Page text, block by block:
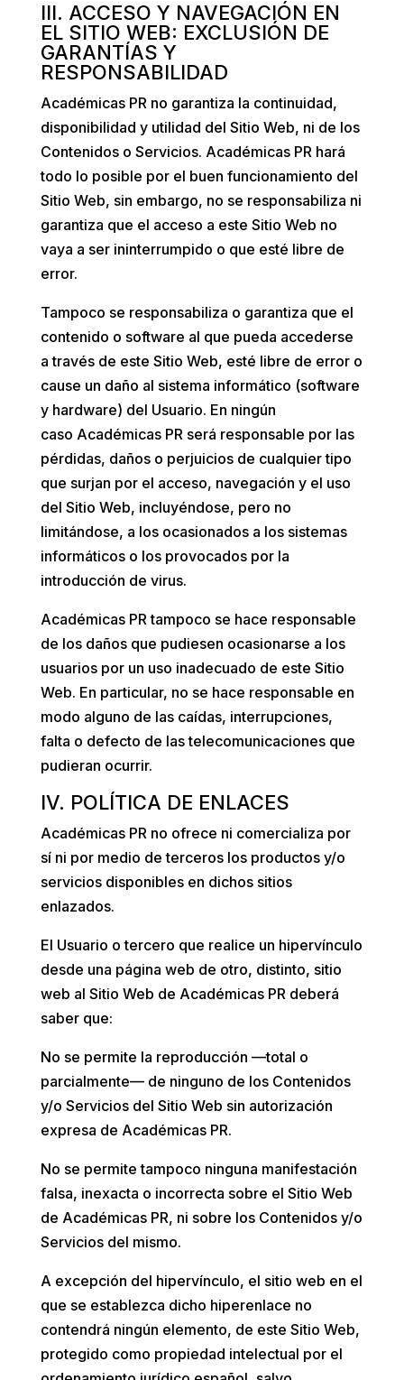
III. ACCESO Y NAVEGACIÓN EN
EL SITIO WEB: EXCLUSIÓN DE
GARANTÍAS Y
RESPONSABILIDAD
Académicas PR no garantiza la continuidad,
disponibilidad y utilidad del Sitio Web, ni de los
Contenidos o Servicios. Académicas PR hará
todo lo posible por el buen funcionamiento del
Sitio Web, sin embargo, no se responsabiliza ni
garantiza que el acceso a este Sitio Web no
vaya a ser ininterrumpido o que esté libre de
error.
Tampoco se responsabiliza o garantiza que el
contenido o software al que pueda accederse
a través de este Sitio Web, esté libre de error o
cause un daño al sistema informático (software
y hardware) del Usuario. En ningún
caso Académicas PR será responsable por las
pérdidas, daños o perjuicios de cualquier tipo
que surjan por el acceso, navegación y el uso
del Sitio Web, incluyéndose, pero no
limitándose, a los ocasionados a los sistemas
informáticos o los provocados por la
introducción de virus.
Académicas PR tampoco se hace responsable
de los daños que pudiesen ocasionarse a los
usuarios por un uso inadecuado de este Sitio
Web. En particular, no se hace responsable en
modo alguno de las caídas, interrupciones,
falta o defecto de las telecomunicaciones que
pudieran ocurrir.
IV. POLÍTICA DE ENLACES
Académicas PR no ofrece ni comercializa por
sí ni por medio de terceros los productos y/o
servicios disponibles en dichos sitios
enlazados.
El Usuario o tercero que realice un hipervínculo
desde una página web de otro, distinto, sitio
web al Sitio Web de Académicas PR deberá
saber que:
No se permite la reproducción —total o
parcialmente— de ninguno de los Contenidos
y/o Servicios del Sitio Web sin autorización
expresa de Académicas PR.
No se permite tampoco ninguna manifestación
falsa, inexacta o incorrecta sobre el Sitio Web
de Académicas PR, ni sobre los Contenidos y/o
Servicios del mismo.
A excepción del hipervínculo, el sitio web en el
que se establezca dicho hiperenlace no
contendrá ningún elemento, de este Sitio Web,
protegido como propiedad intelectual por el